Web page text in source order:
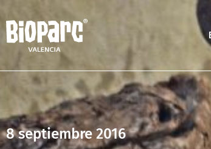
8 septiembre 2016